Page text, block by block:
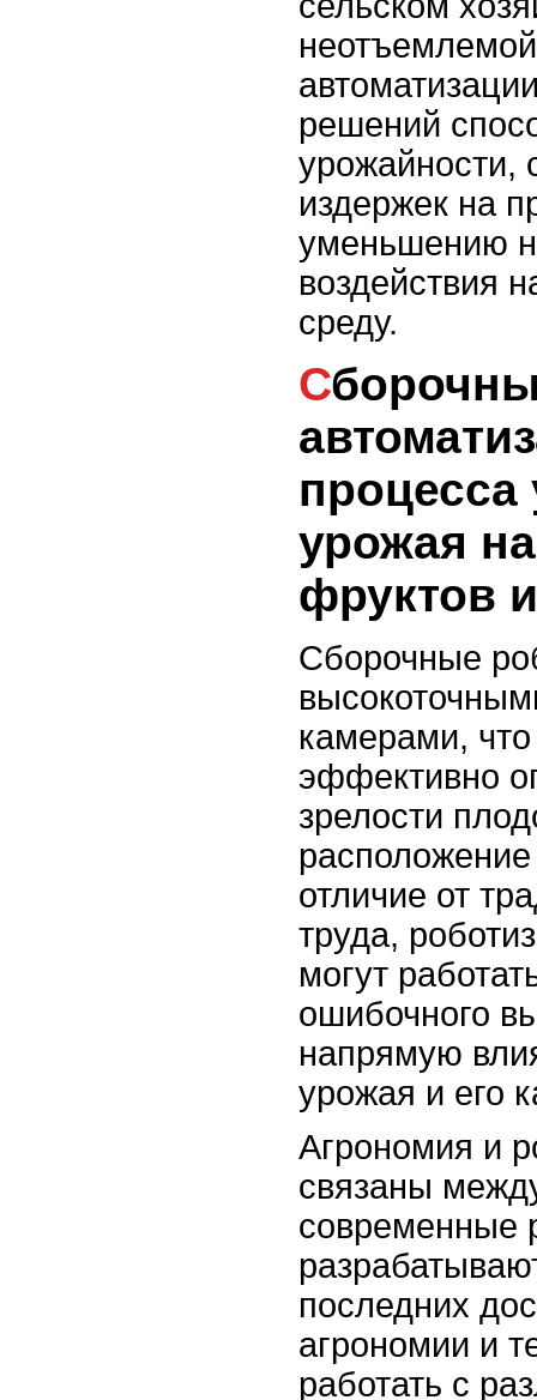
решений
урожайности,
издержек на
уменьшению
воздействия
среду.
Сборочные роботы:
процесса
урожая
фруктов
Сборочные
камерами,
эффективно
зрелости
отличие от
труда,
могут
ошибочного
напрямую
урожая и его
Агрономия и
связаны
современные
последних
агрономии и
работать с